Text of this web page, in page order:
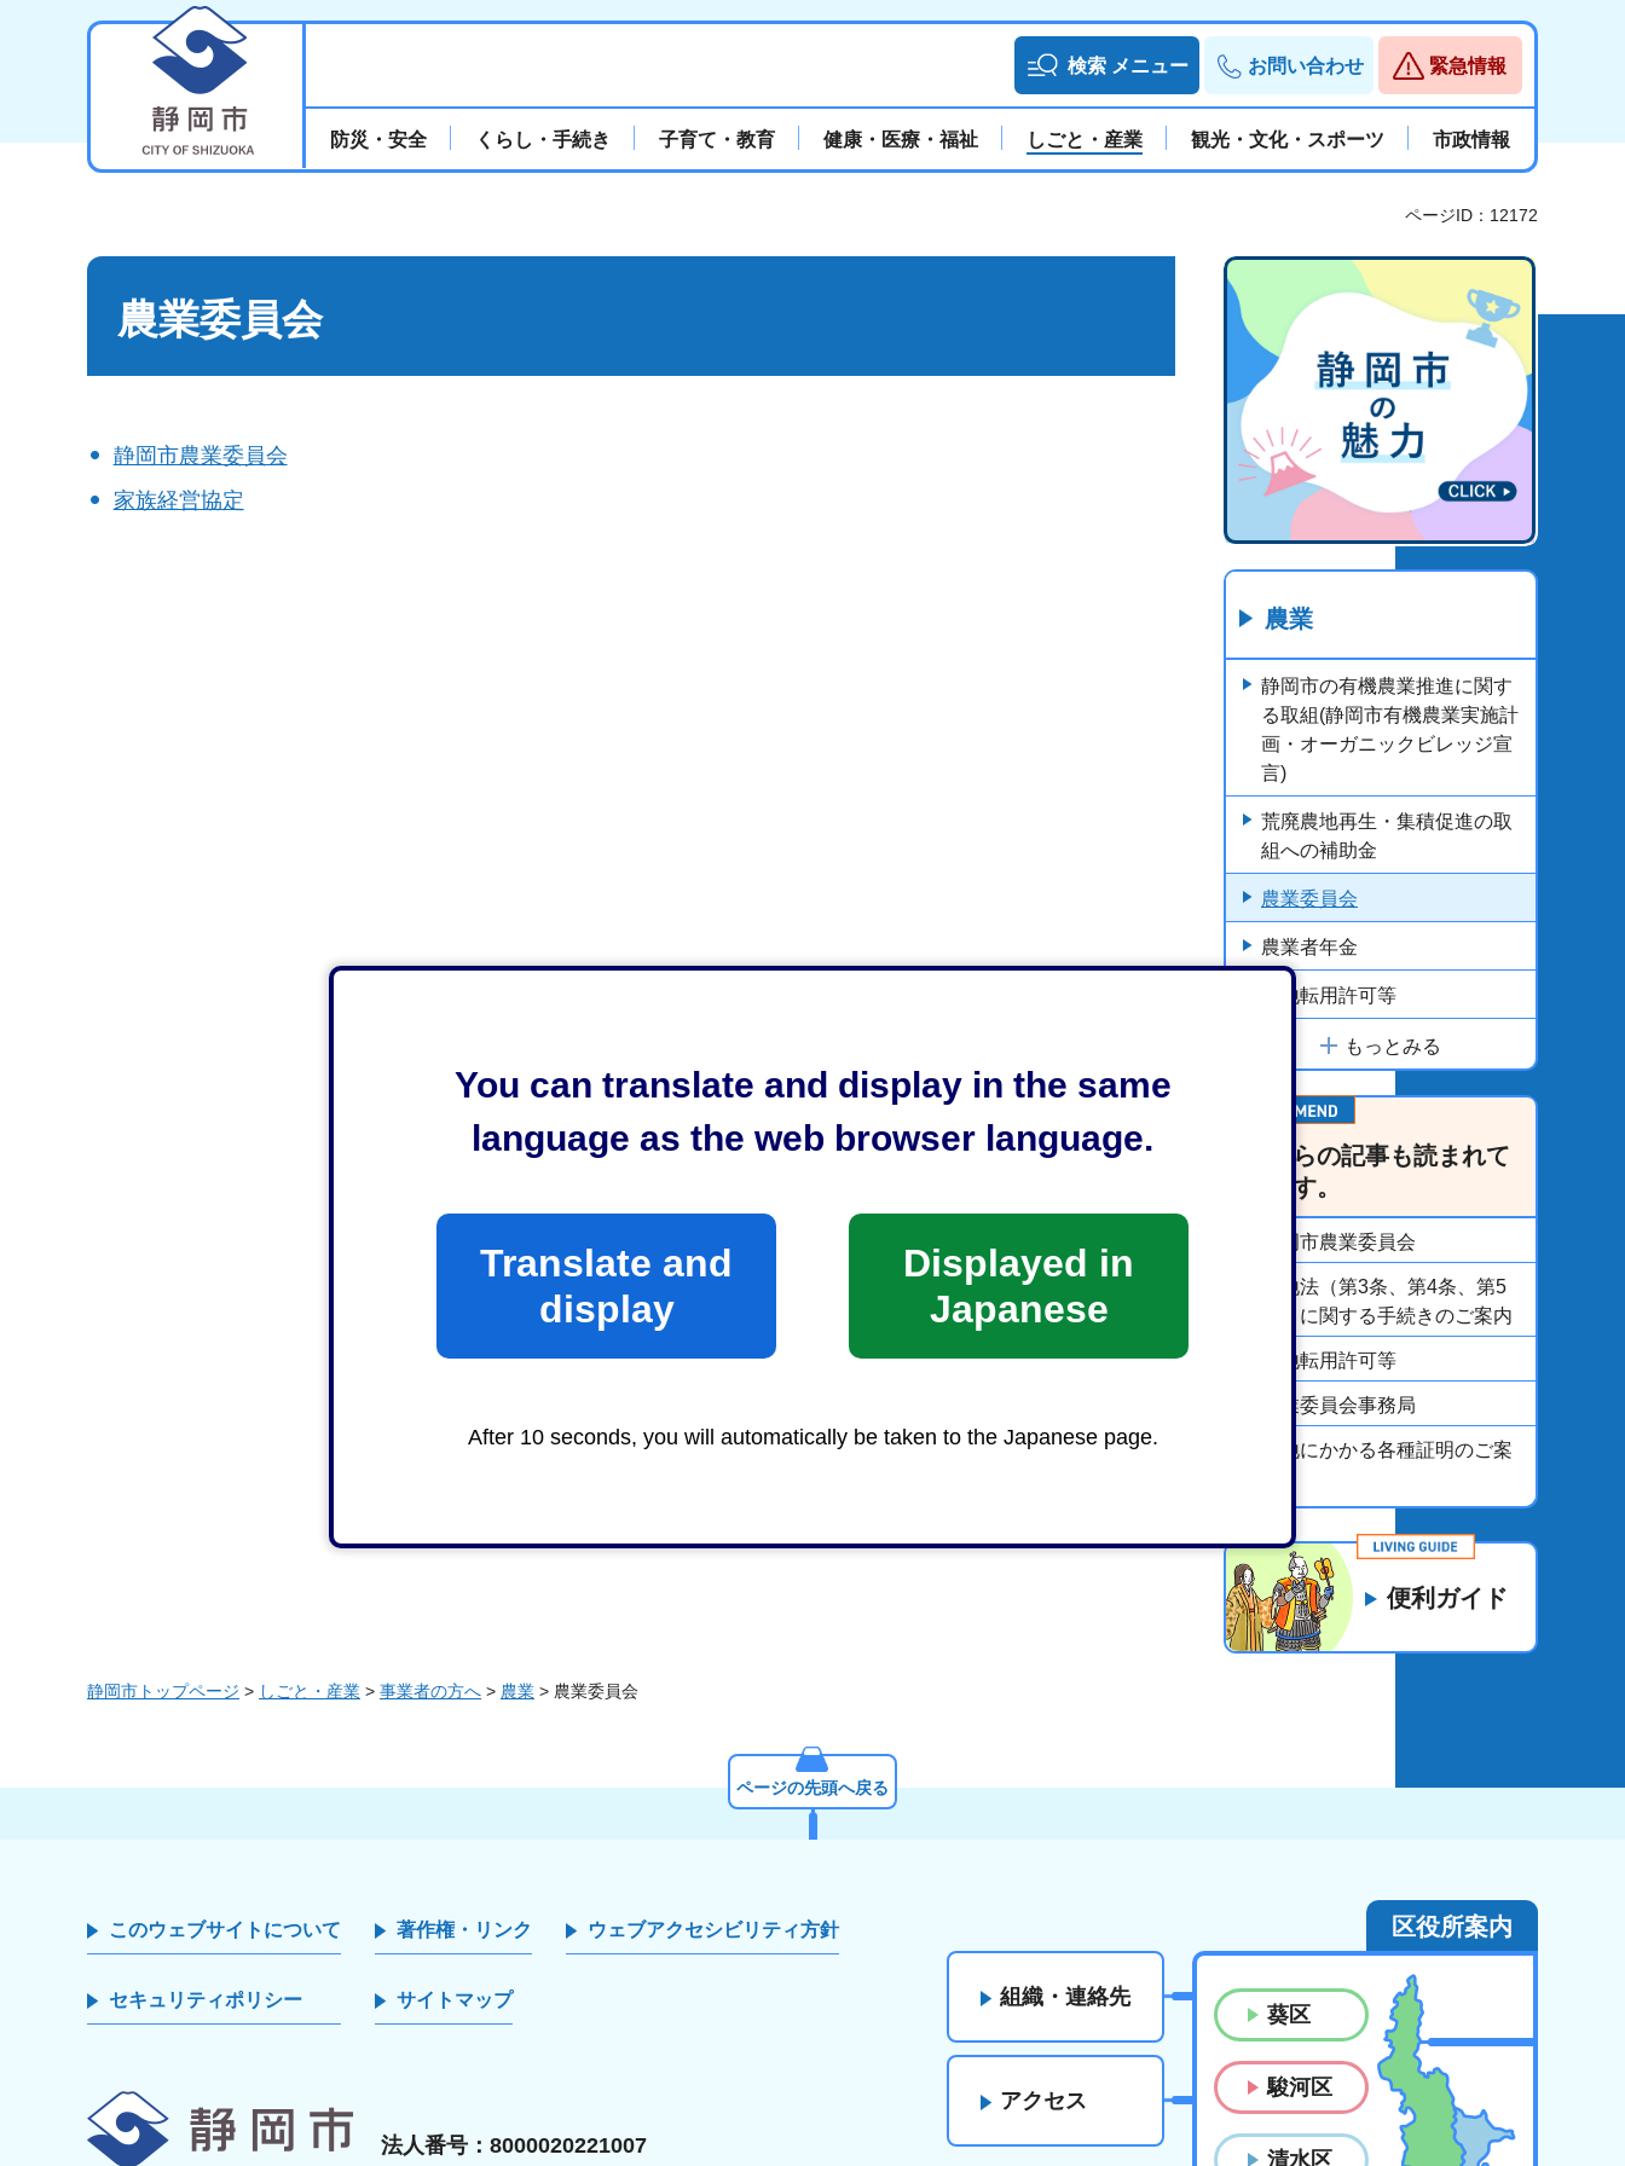
You can translate and display in the same
language as the web browser language.
Translate and
display
Displayed in
Japanese
After 10 seconds, you will automatically be taken to the Japanese page.
検索 メニュー お問い合わせ 緊急情報
防災・安全 くらし・手続き 子育て・教育 健康・医療・福祉 しごと・産業 観光・文化・スポーツ 市政情報
ページID：12172
農業委員会
静岡市農業委員会
家族経営協定
農業
静岡市の有機農業推進に関す
る取組(静岡市有機農業実施計
画・オーガニックビレッジ宣
言)
荒廃農地再生・集積促進の取
組への補助金
農業委員会
農業者年金
農地転用許可等
もっとみる
こちらの記事も読まれて
います。
静岡市農業委員会
農地法（第3条、第4条、第5
条）に関する手続きのご案内
農地転用許可等
農業委員会事務局
農地にかかる各種証明のご案
便利ガイド
静岡市トップページ > しごと・産業 > 事業者の方へ > 農業 > 農業委員会
ページの先頭へ戻る
このウェブサイトについて 著作権・リンク ウェブアクセシビリティ方針
セキュリティポリシー サイトマップ
法人番号：8000020221007
組織・連絡先
アクセス
区役所案内
葵区
駿河区
清水区